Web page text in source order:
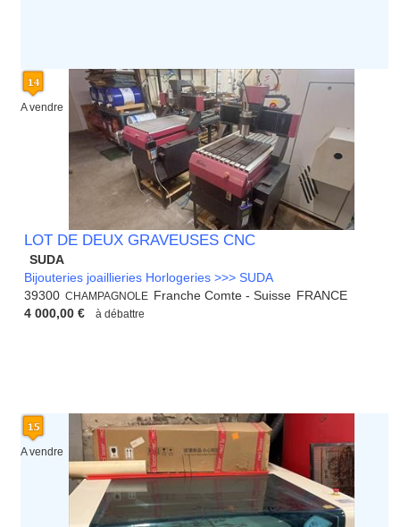
A vendre
LOT DE DEUX GRAVEUSES CNC
SUDA
Bijouteries joaillieries Horlogeries >>> SUDA
39300 CHAMPAGNOLE Franche Comte - Suisse FRANCE
4 000,00 €
à débattre
A vendre